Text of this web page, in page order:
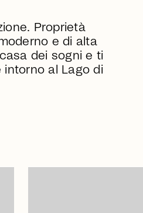
Proprietà
e di alta
dei sogni e ti
al Lago di